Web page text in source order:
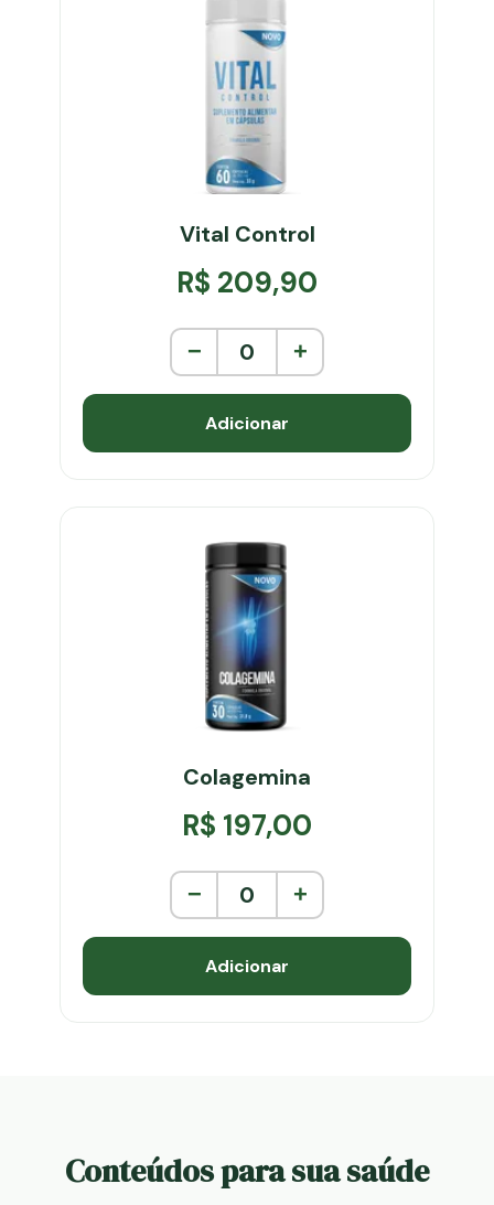
Vital Control
R$ 209,90
− 0 +
Adicionar
Colagemina
R$ 197,00
− 0 +
Adicionar
Conteúdos para sua saúde